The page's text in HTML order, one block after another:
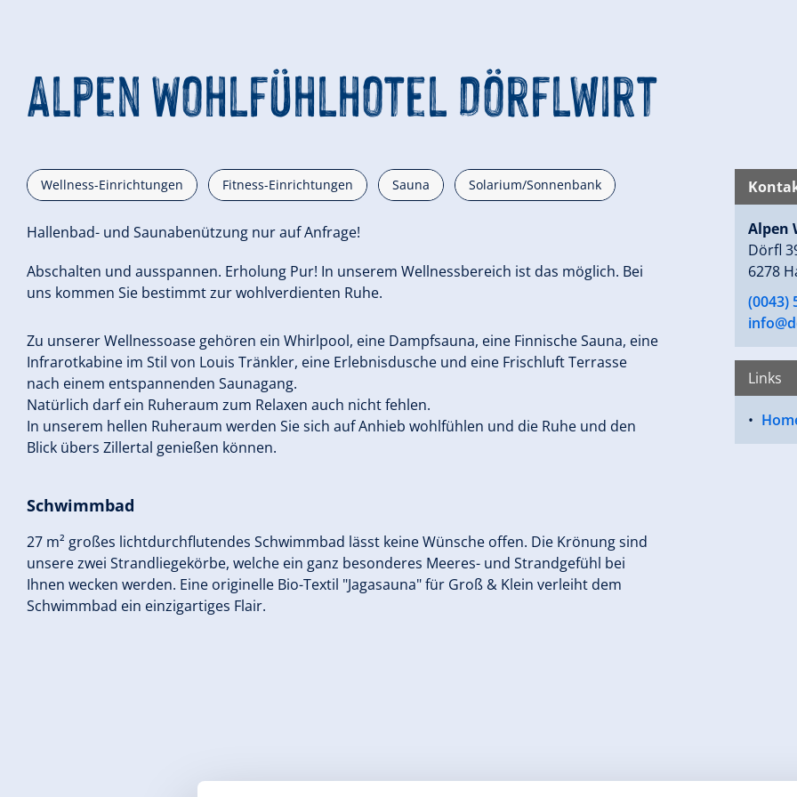
Alpen Wohlfühlhotel Dörflwirt
Wellness-Einrichtungen Fitness-Einrichtungen Sauna Solarium/Sonnenbank
Hallenbad- und Saunabenützung nur auf Anfrage!
Abschalten und ausspannen. Erholung Pur! In unserem Wellnessbereich ist das möglich. Bei
uns kommen Sie bestimmt zur wohlverdienten Ruhe.
Zu unserer Wellnessoase gehören ein Whirlpool, eine Dampfsauna, eine Finnische Sauna, eine
Infrarotkabine im Stil von Louis Tränkler, eine Erlebnisdusche und eine Frischluft Terrasse
nach einem entspannenden Saunagang.
Natürlich darf ein Ruheraum zum Relaxen auch nicht fehlen.
In unserem hellen Ruheraum werden Sie sich auf Anhieb wohlfühlen und die Ruhe und den
Blick übers Zillertal genießen können.
Schwimmbad
27 m² großes lichtdurchflutendes Schwimmbad lässt keine Wünsche offen. Die Krönung sind
unsere zwei Strandliegekörbe, welche ein ganz besonderes Meeres- und Strandgefühl bei
Ihnen wecken werden. Eine originelle Bio-Textil "Jagasauna" für Groß & Klein verleiht dem
Schwimmbad ein einzigartiges Flair.
Alpen
Dörfl
6278
(0043)
Links